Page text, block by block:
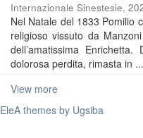
Internazionale Sinestesie,
Nel Natale del 1833 Pomilio
religioso vissuto da
dell’amatissima
dolorosa perdita, rimasta in ...
View more
EleA themes by Ugsiba